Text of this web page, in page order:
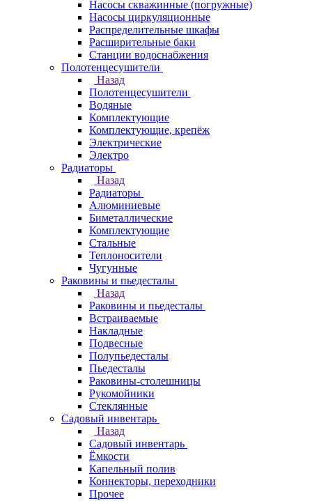
Насосы скважинные (погружные)
Насосы циркуляционные
Распределительные шкафы
Расширительные баки
Станции водоснабжения
Полотенцесушители
Назад
Полотенцесушители
Водяные
Комплектующие
Комплектующие, крепёж
Электрические
Электро
Радиаторы
Назад
Радиаторы
Алюминиевые
Биметаллические
Комплектующие
Стальные
Теплоносители
Чугунные
Раковины и пьедесталы
Назад
Раковины и пьедесталы
Встраиваемые
Накладные
Подвесные
Полупьедесталы
Пьедесталы
Раковины-столешницы
Рукомойники
Стеклянные
Садовый инвентарь
Назад
Садовый инвентарь
Ёмкости
Капельный полив
Коннекторы, переходники
Прочее